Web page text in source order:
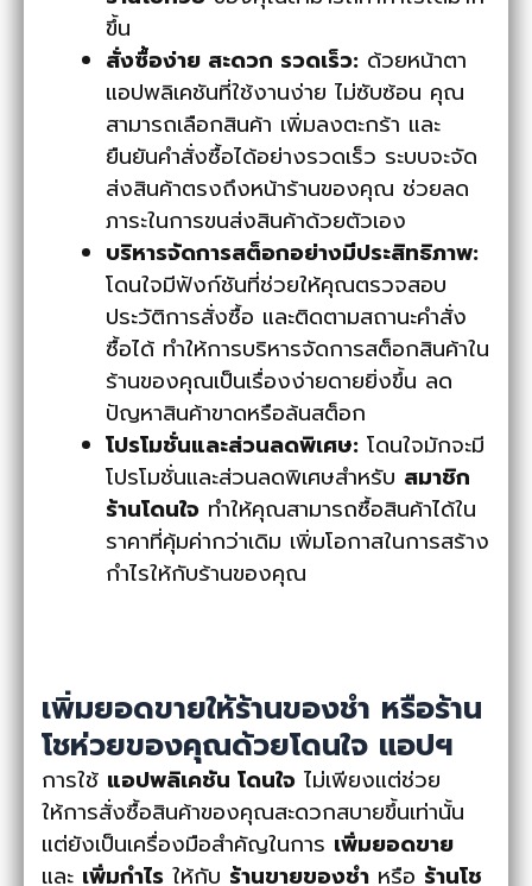
ขึ้น
สั่งซื้อง่าย สะดวก รวดเร็ว: ด้วยหน้าตา
แอปพลิเคชันที่ใช้งานง่าย ไม่ซับซ้อน คุณ
สามารถเลือกสินค้า เพิ่มลงตะกร้า และ
ยืนยันคำสั่งซื้อได้อย่างรวดเร็ว ระบบจะจัด
ส่งสินค้าตรงถึงหน้าร้านของคุณ ช่วยลด
ภาระในการขนส่งสินค้าด้วยตัวเอง
บริหารจัดการสต็อกอย่างมีประสิทธิภาพ:
โดนใจมีฟังก์ชันที่ช่วยให้คุณตรวจสอบ
ประวัติการสั่งซื้อ และติดตามสถานะคำสั่ง
ซื้อได้ ทำให้การบริหารจัดการสต็อกสินค้าใน
ร้านของคุณเป็นเรื่องง่ายดายยิ่งขึ้น ลด
ปัญหาสินค้าขาดหรือล้นสต็อก
โปรโมชั่นและส่วนลดพิเศษ: โดนใจมักจะมี
โปรโมชั่นและส่วนลดพิเศษสำหรับ สมาชิก
ร้านโดนใจ ทำให้คุณสามารถซื้อสินค้าได้ใน
ราคาที่คุ้มค่ากว่าเดิม เพิ่มโอกาสในการสร้าง
กำไรให้กับร้านของคุณ
เพิ่มยอดขายให้ร้านของชำ หรือร้าน
โชห่วยของคุณด้วยโดนใจ แอปฯ
การใช้ แอปพลิเคชัน โดนใจ ไม่เพียงแต่ช่วย
ให้การสั่งซื้อสินค้าของคุณสะดวกสบายขึ้นเท่านั้น
แต่ยังเป็นเครื่องมือสำคัญในการ เพิ่มยอดขาย
และ เพิ่มกำไร ให้กับ ร้านขายของชำ หรือ ร้านโช